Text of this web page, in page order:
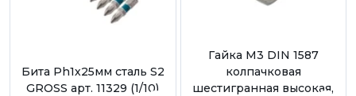
Бита Ph1х25мм сталь S2
GROSS арт. 11329 (1/10)
Гайка М3 DIN 1587
колпачковая
шестигранная высокая,